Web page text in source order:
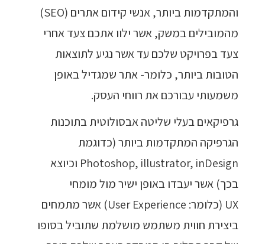
והמתקדמות ביותר, אנשי קידום אתרים (SEO)
מהמובילים במשק, אשר ילוו אתכם צעד אחרי
צעד בפרויקט שלכם עד אשר נגיע לתוצאות
הטובות ביותר, כלומר- אתר שמגדיל באופן
משמעותי עבורכם את רווחי העסק.
גרפיקאים בעלי שליטה אבסולוטית בתוכנות
הגרפיקה המתקדמות ביותר (כדוגמת
Photoshop, illustrator, inDesign וכיוצא
בכך) אשר יעבדו באופן ישיר מול מומחי
UX (כלומר: User Experience) אשר מתמחים
ביצירת חווית משתמש מושלמת שתוביל בסופו